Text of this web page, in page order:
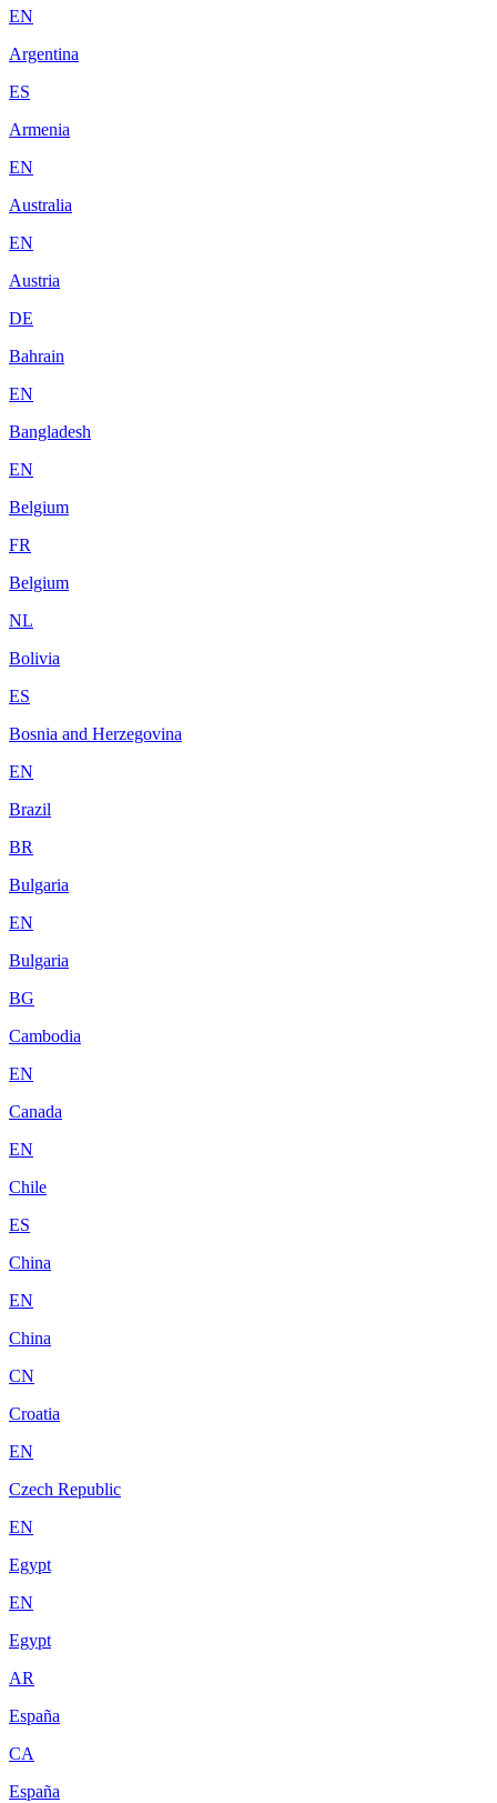
EN
Argentina
ES
Armenia
EN
Australia
EN
Austria
DE
Bahrain
EN
Bangladesh
EN
Belgium
FR
Belgium
NL
Bolivia
ES
Bosnia and Herzegovina
EN
Brazil
BR
Bulgaria
EN
Bulgaria
BG
Cambodia
EN
Canada
EN
Chile
ES
China
EN
China
CN
Croatia
EN
Czech Republic
EN
Egypt
EN
Egypt
AR
España
CA
España